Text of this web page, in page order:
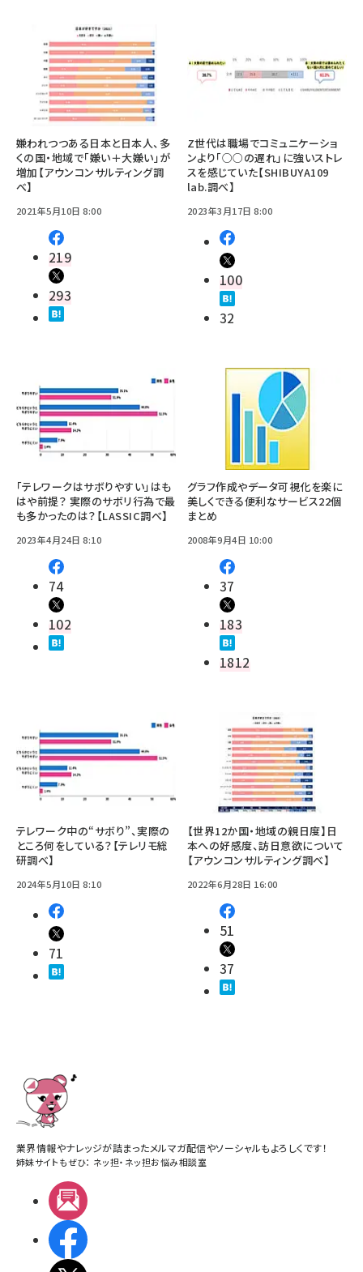
嫌われつつある日本と日本人、多
くの国・地域で「嫌い＋大嫌い」が
増加【アウンコンサルティング調
べ】
2021年5月10日 8:00
219
293
Z世代は職場でコミュニケーショ
ンより「○○の遅れ」に強いストレ
スを感じていた【SHIBUYA109
lab.調べ】
2023年3月17日 8:00
100
32
「テレワークはサボりやすい」はも
はや前提？ 実際のサボリ行為で最
も多かったのは？【LASSIC調べ】
2023年4月24日 8:10
74
102
グラフ作成やデータ可視化を楽に
美しくできる便利なサービス22個
まとめ
2008年9月4日 10:00
37
183
1812
テレワーク中の“サボり”、実際の
ところ何をしている？【テレリモ総
研調べ】
2024年5月10日 8:10
71
【世界12か国・地域の親日度】日
本への好感度、訪日意欲について
【アウンコンサルティング調べ】
2022年6月28日 16:00
51
37
業界情報やナレッジが詰まったメルマガ配信やソーシャルもよろしくです！
姉妹サイトもぜひ： ネッ担・ ネッ担お悩み相談室